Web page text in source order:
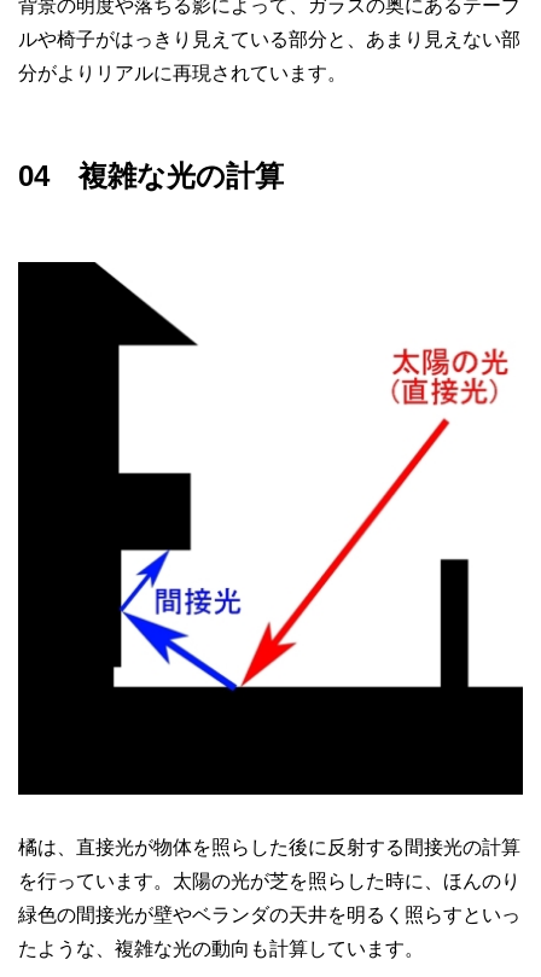
背景の明度や落ちる影によって、ガラスの奥にあるテーブ
ルや椅子がはっきり見えている部分と、あまり見えない部
分がよりリアルに再現されています。
04 複雑な光の計算
橘は、直接光が物体を照らした後に反射する間接光の計算
を行っています。太陽の光が芝を照らした時に、ほんのり
緑色の間接光が壁やベランダの天井を明るく照らすといっ
たような、複雑な光の動向も計算しています。